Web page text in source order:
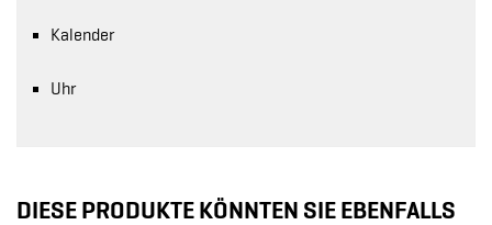
Kalender
Uhr
DIESE PRODUKTE KÖNNTEN SIE EBENFALLS